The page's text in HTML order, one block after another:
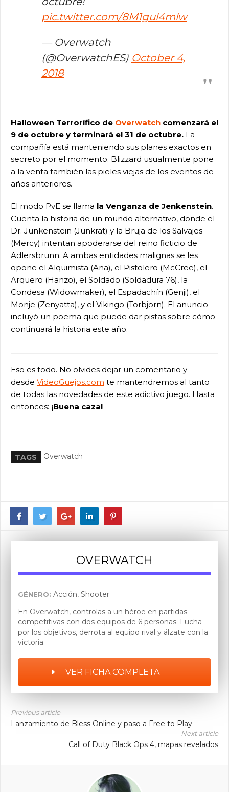
pic.twitter.com/8M1gul4mlw
— Overwatch
(@OverwatchES) October 4,
2018
Halloween Terrorífico de Overwatch comenzará el
9 de octubre y terminará el 31 de octubre. La
compañía está manteniendo sus planes exactos en
secreto por el momento. Blizzard usualmente pone
a la venta también las pieles viejas de los eventos de
años anteriores.
El modo PvE se llama la Venganza de Jenkenstein.
Cuenta la historia de un mundo alternativo, donde el
Dr. Junkenstein (Junkrat) y la Bruja de los Salvajes
(Mercy) intentan apoderarse del reino ficticio de
Adlersbrunn. A ambas entidades malignas se les
opone el Alquimista (Ana), el Pistolero (McCree), el
Arquero (Hanzo), el Soldado (Soldadura 76), la
Condesa (Widowmaker), el Espadachín (Genji), el
Monje (Zenyatta), y el Vikingo (Torbjorn). El anuncio
incluyó un poema que puede dar pistas sobre cómo
continuará la historia este año.
Eso es todo. No olvides dejar un comentario y
desde VideoGuejos.com te mantendremos al tanto
de todas las novedades de este adictivo juego. Hasta
entonces: ¡Buena caza!
TAGS Overwatch
OVERWATCH
GÉNERO: Acción, Shooter
En Overwatch, controlas a un héroe en partidas
competitivas con dos equipos de 6 personas. Lucha
por los objetivos, derrota al equipo rival y álzate con la
victoria.
VER FICHA COMPLETA
Previous article
Lanzamiento de Bless Online y paso a Free to Play
Next article
Call of Duty Black Ops 4, mapas revelados